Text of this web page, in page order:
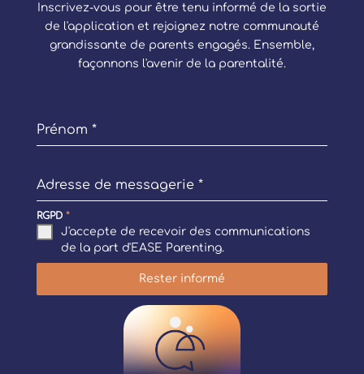
Inscrivez-vous pour être tenu informé de la sortie
de l'application et rejoignez notre communauté
grandissante de parents engagés. Ensemble,
façonnons l'avenir de la parentalité.
Prénom *
Adresse de messagerie *
RGPD *
J'accepte de recevoir des communications
de la part d'EASE Parenting.
Rester informé